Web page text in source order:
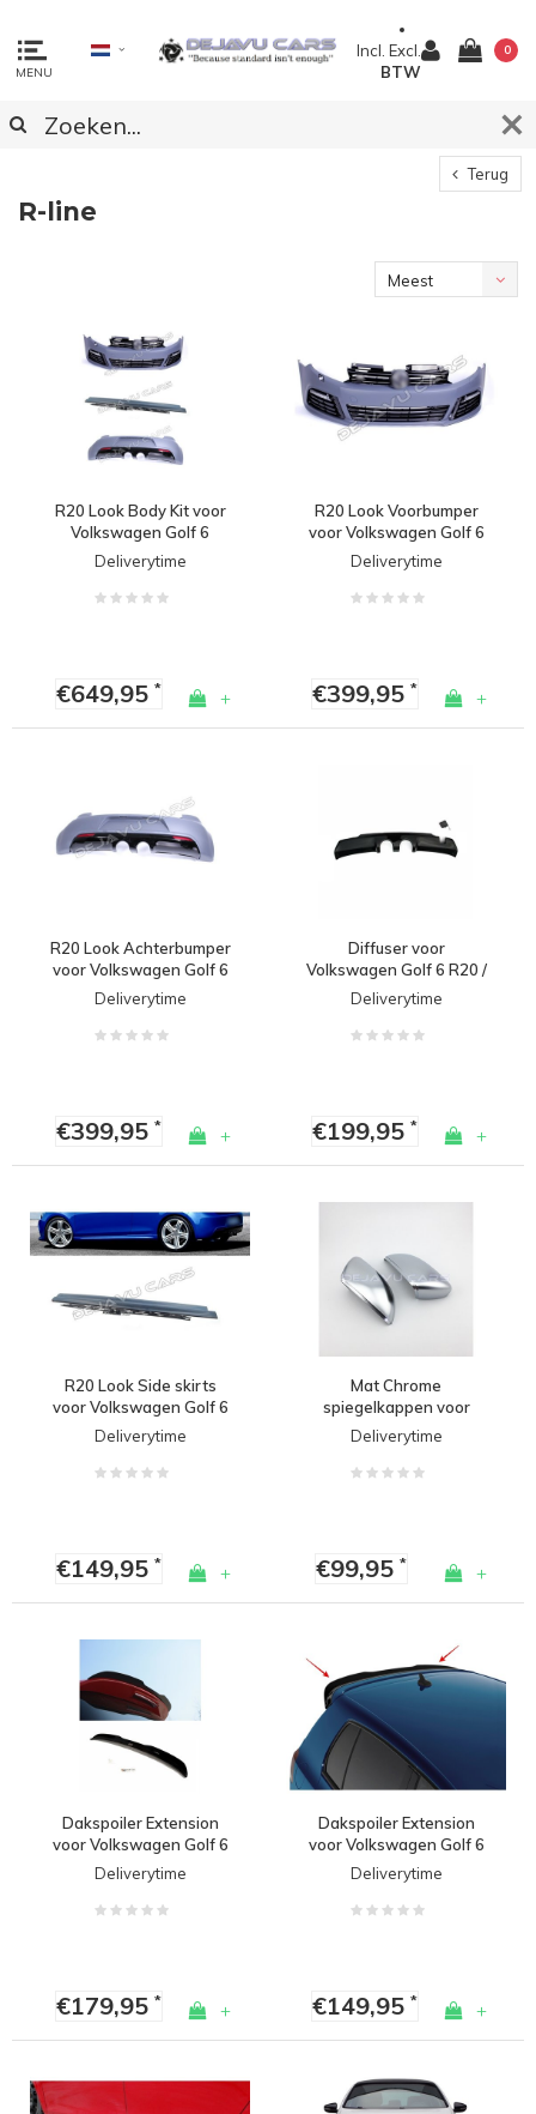
MENU
Incl. Excl.
BTW
0
Terug
R-line
Meest
R20 Look Body Kit voor
Volkswagen Golf 6
Deliverytime
€649,95* +
R20 Look Voorbumper
voor Volkswagen Golf 6
Deliverytime
€399,95* +
R20 Look Achterbumper
voor Volkswagen Golf 6
Deliverytime
€399,95* +
Diffuser voor
Volkswagen Golf 6 R20 /
R line
Deliverytime
€199,95* +
R20 Look Side skirts
voor Volkswagen Golf 6
Deliverytime
€149,95* +
Mat Chrome
spiegelkappen voor
Volkswagen Golf 6
Deliverytime
€99,95* +
Dakspoiler Extension
voor Volkswagen Golf 6
GTI / GTD / R20 / R line
Deliverytime
€179,95* +
Dakspoiler Extension
voor Volkswagen Golf 6
GTI / GTD / R line / R20
Deliverytime
€149,95* +